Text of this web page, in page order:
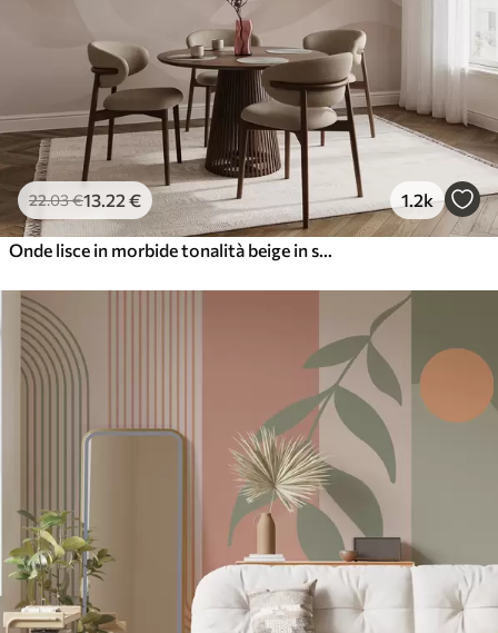
22.03€13 .22 € 1.2k